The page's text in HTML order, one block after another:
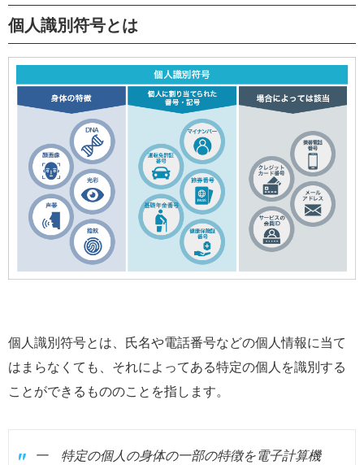
個人識別符号とは
個人識別符号とは、氏名や電話番号などの個人情報に当て
はまらなくても、それによってある特定の個人を識別する
ことができるもののことを指します。
一 特定の個人の身体の一部の特徴を電子計算機